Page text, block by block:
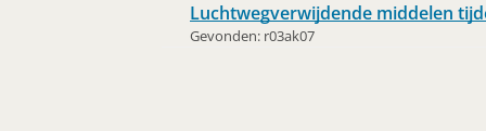
Luchtwegverwijdende middelen
Gevonden: r03ak07